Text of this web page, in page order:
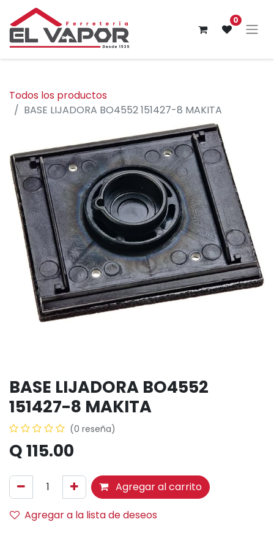
0
Todos los productos
BASE LIJADORA BO4552 151427-8 MAKITA
BASE LIJADORA BO4552
151427-8 MAKITA
(0 reseña)
Q115.00
Agregar al carrito
Agregar a la lista de deseos